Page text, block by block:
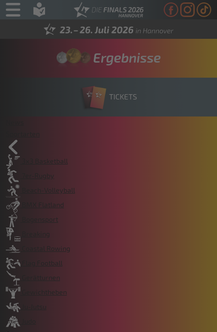
Ergebnisse
TICKETS
3x3 Basketball
7er-Rugby
Beach-Volleyball
BMX Flatland
Bogensport
Breaking
Coastal Rowing
Flag Football
Gerätturnen
Gewichtheben
Ju-Jutsu